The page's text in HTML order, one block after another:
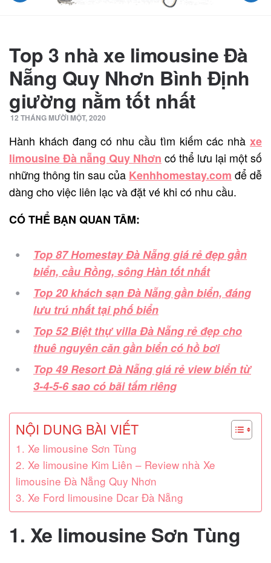
Top 3 nhà xe limousine Đà
Nẵng Quy Nhơn Bình Định
giường nằm tốt nhất
12 THÁNG MƯỜI MỘT, 2020
Hành khách đang có nhu cầu tìm kiếm các nhà xe
limousine Đà nẵng Quy Nhơn có thể lưu lại một số
những thông tin sau của Kenhhomestay.com để dễ
dàng cho việc liên lạc và đặt vé khi có nhu cầu.
CÓ THỂ BẠN QUAN TÂM:
Top 87 Homestay Đà Nẵng giá rẻ đẹp gần
biển, cầu Rồng, sông Hàn tốt nhất
Top 20 khách sạn Đà Nẵng gần biển, đáng
lưu trú nhất tại phố biển
Top 52 Biệt thự villa Đà Nẵng rẻ đẹp cho
thuê nguyên căn gần biển có hồ bơi
Top 49 Resort Đà Nẵng giá rẻ view biển từ
3-4-5-6 sao có bãi tắm riêng
NỘI DUNG BÀI VIẾT
1. Xe limousine Sơn Tùng
2. Xe limousine Kim Liên – Review nhà Xe
limousine Đà Nẵng Quy Nhơn
3. Xe Ford limousine Dcar Đà Nẵng
1. Xe limousine Sơn Tùng